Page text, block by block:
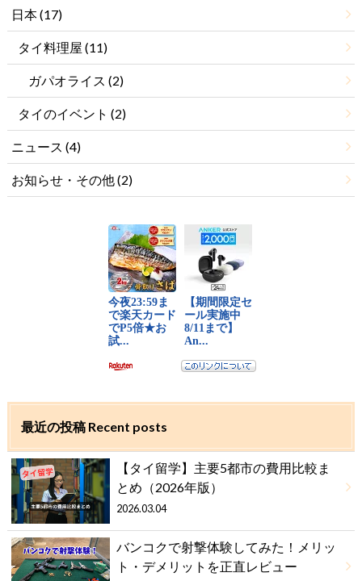
日本(17)
タイ料理屋 (11)
ガパオライス (2)
タイのイベント (2)
ニュース (4)
お知らせ・その他(2)
最近の投稿 Recent posts
【タイ留学】主要5都市の費用比較ま
とめ（2026年版）
2026.03.04
バンコクで射撃体験してみた！メリッ
ト・デメリットを正直レビュー